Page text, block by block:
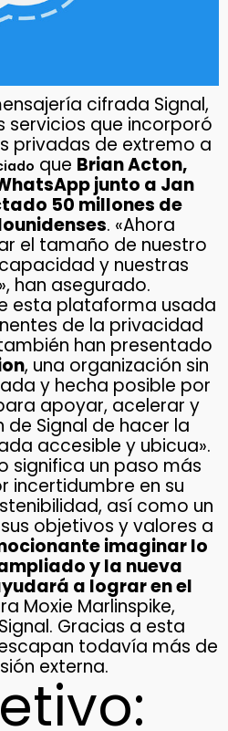
cifrada Signal,
servicios que incorporó
privadas de extremo a
que Brian Acton,
junto a Jan
50 millones de
. «Ahora
el tamaño de nuestro
y nuestras
han asegurado.
esta plataforma usada
de la privacidad
han presentado
, una organización sin
y hecha posible por
apoyar, acelerar y
de Signal de hacer la
accesible y ubicua».
significa un paso más
incertidumbre en su
así como un
objetivos y valores a
imaginar lo
y la nueva
a lograr en el
Moxie Marlinspike,
Gracias a esta
todavía más de
externa.